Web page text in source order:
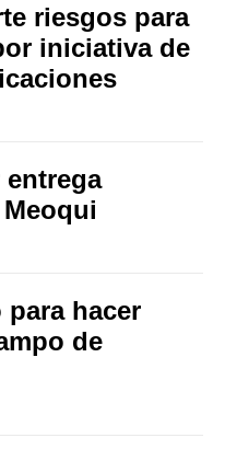
riesgos para
iniciativa de
para hacer
de